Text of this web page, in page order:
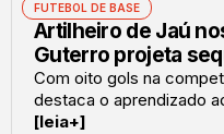
FUTEBOL DE BASE
Artilheiro de Jaú
Guterro projeta
Com oito gols na
destaca o aprendizado
[leia+]